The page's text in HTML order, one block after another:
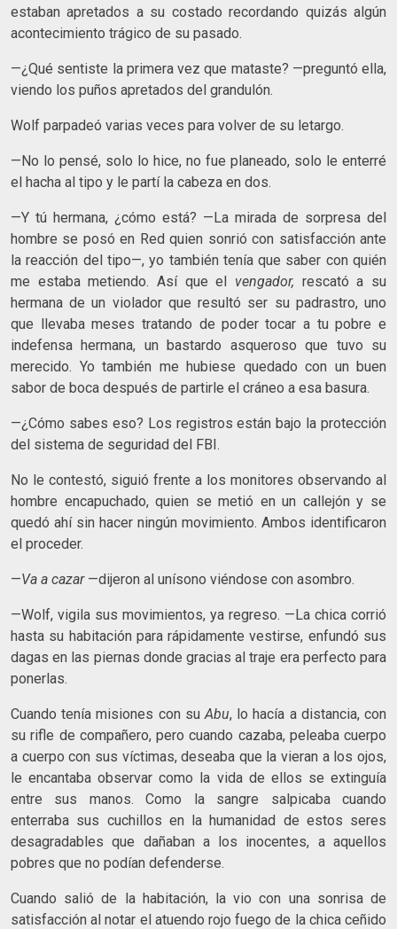
estaban apretados a su costado recordando quizás algún
acontecimiento trágico de su pasado.
—¿Qué sentiste la primera vez que mataste? —preguntó ella,
viendo los puños apretados del grandulón.
Wolf parpadeó varias veces para volver de su letargo.
—No lo pensé, solo lo hice, no fue planeado, solo le enterré
el hacha al tipo y le partí la cabeza en dos.
—Y tú hermana, ¿cómo está? —La mirada de sorpresa del
hombre se posó en Red quien sonrió con satisfacción ante
la reacción del tipo—, yo también tenía que saber con quién
me estaba metiendo. Así que el vengador, rescató a su
hermana de un violador que resultó ser su padrastro, uno
que llevaba meses tratando de poder tocar a tu pobre e
indefensa hermana, un bastardo asqueroso que tuvo su
merecido. Yo también me hubiese quedado con un buen
sabor de boca después de partirle el cráneo a esa basura.
—¿Cómo sabes eso? Los registros están bajo la protección
del sistema de seguridad del FBI.
No le contestó, siguió frente a los monitores observando al
hombre encapuchado, quien se metió en un callejón y se
quedó ahí sin hacer ningún movimiento. Ambos identificaron
el proceder.
—Va a cazar —dijeron al unísono viéndose con asombro.
—Wolf, vigila sus movimientos, ya regreso. —La chica corrió
hasta su habitación para rápidamente vestirse, enfundó sus
dagas en las piernas donde gracias al traje era perfecto para
ponerlas.
Cuando tenía misiones con su Abu, lo hacía a distancia, con
su rifle de compañero, pero cuando cazaba, peleaba cuerpo
a cuerpo con sus víctimas, deseaba que la vieran a los ojos,
le encantaba observar como la vida de ellos se extinguía
entre sus manos. Como la sangre salpicaba cuando
enterraba sus cuchillos en la humanidad de estos seres
desagradables que dañaban a los inocentes, a aquellos
pobres que no podían defenderse.
Cuando salió de la habitación, la vio con una sonrisa de
satisfacción al notar el atuendo rojo fuego de la chica ceñido